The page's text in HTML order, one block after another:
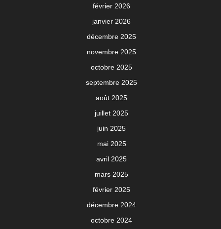
février 2026
janvier 2026
décembre 2025
novembre 2025
octobre 2025
septembre 2025
août 2025
juillet 2025
juin 2025
mai 2025
avril 2025
mars 2025
février 2025
décembre 2024
octobre 2024